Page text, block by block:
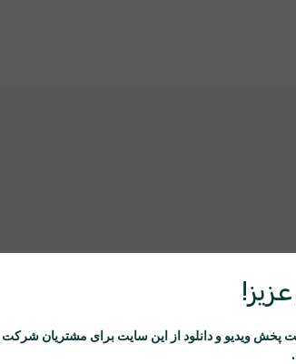
پخش ویدیو و دانلود از این سایت برای مشتریان شرکت